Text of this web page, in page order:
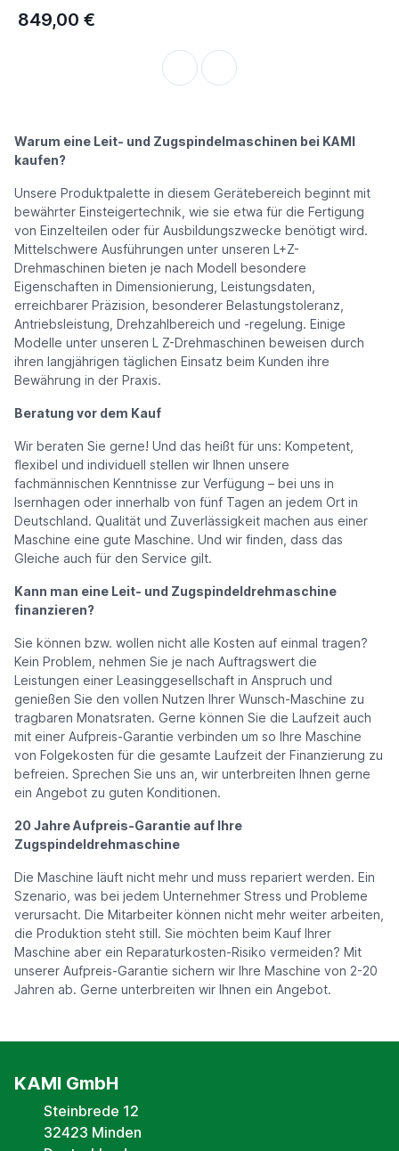
849,00 €
Warum eine Leit- und Zugspindelmaschinen bei KAMI
kaufen?
Unsere Produktpalette in diesem Gerätebereich beginnt mit
bewährter Einsteigertechnik, wie sie etwa für die Fertigung
von Einzelteilen oder für Ausbildungszwecke benötigt wird.
Mittelschwere Ausführungen unter unseren L+Z-
Drehmaschinen bieten je nach Modell besondere
Eigenschaften in Dimensionierung, Leistungsdaten,
erreichbarer Präzision, besonderer Belastungstoleranz,
Antriebsleistung, Drehzahlbereich und -regelung. Einige
Modelle unter unseren L Z-Drehmaschinen beweisen durch
ihren langjährigen täglichen Einsatz beim Kunden ihre
Bewährung in der Praxis.
Beratung vor dem Kauf
Wir beraten Sie gerne! Und das heißt für uns: Kompetent,
flexibel und individuell stellen wir Ihnen unsere
fachmännischen Kenntnisse zur Verfügung – bei uns in
Isernhagen oder innerhalb von fünf Tagen an jedem Ort in
Deutschland. Qualität und Zuverlässigkeit machen aus einer
Maschine eine gute Maschine. Und wir finden, dass das
Gleiche auch für den Service gilt.
Kann man eine Leit- und Zugspindeldrehmaschine
finanzieren?
Sie können bzw. wollen nicht alle Kosten auf einmal tragen?
Kein Problem, nehmen Sie je nach Auftragswert die
Leistungen einer Leasinggesellschaft in Anspruch und
genießen Sie den vollen Nutzen Ihrer Wunsch-Maschine zu
tragbaren Monatsraten. Gerne können Sie die Laufzeit auch
mit einer Aufpreis-Garantie verbinden um so Ihre Maschine
von Folgekosten für die gesamte Laufzeit der Finanzierung zu
befreien. Sprechen Sie uns an, wir unterbreiten Ihnen gerne
ein Angebot zu guten Konditionen.
20 Jahre Aufpreis-Garantie auf Ihre
Zugspindeldrehmaschine
Die Maschine läuft nicht mehr und muss repariert werden. Ein
Szenario, was bei jedem Unternehmer Stress und Probleme
verursacht. Die Mitarbeiter können nicht mehr weiter arbeiten,
die Produktion steht still. Sie möchten beim Kauf Ihrer
Maschine aber ein Reparaturkosten-Risiko vermeiden? Mit
unserer Aufpreis-Garantie sichern wir Ihre Maschine von 2-20
Jahren ab. Gerne unterbreiten wir Ihnen ein Angebot.
KAMI GmbH
Steinbrede 12
32423 Minden